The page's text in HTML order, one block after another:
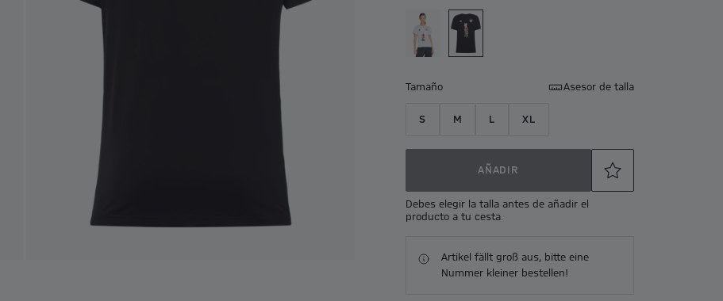
Tamaño Asesor de talla
S M L XL
AÑADIR
Debes elegir la talla antes de añadir el
producto a tu cesta.
Artikel fällt groß aus, bitte eine
Nummer kleiner bestellen!